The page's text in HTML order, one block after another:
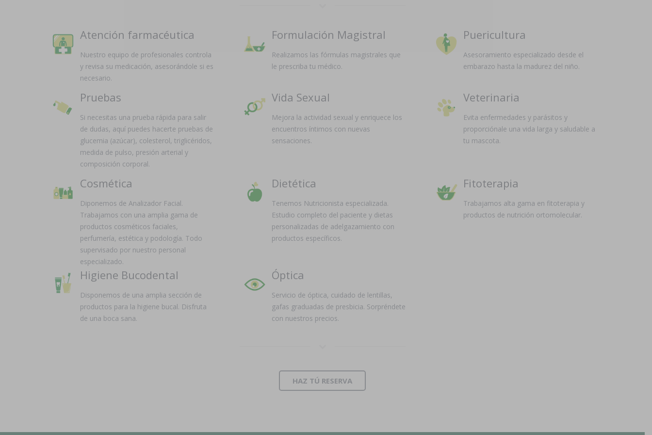
Atención farmacéutica
Nuestro equipo de profesionales controla
y revisa su medicación, asesorándole si es
necesario.
Formulación Magistral
Realizamos las fórmulas magistrales que
le prescriba tu médico.
Puericultura
Asesoramiento especializado desde el
embarazo hasta la madurez del niño.
Pruebas
Si necesitas una prueba rápida para salir
de dudas, aquí puedes hacerte pruebas de
glucemia (azúcar), colesterol, triglicéridos,
medida de pulso, presión arterial y
composición corporal.
Vida Sexual
Mejora la actividad sexual y enriquece los
encuentros íntimos con nuevas
sensaciones.
Veterinaria
Evita enfermedades y parásitos y
proporciónale una vida larga y saludable a
tu mascota.
Cosmética
Diponemos de Analizador Facial.
Trabajamos con una amplia gama de
productos cosméticos faciales,
perfumería, estética y podología. Todo
supervisado por nuestro personal
especializado.
Dietética
Tenemos Nutricionista especializada.
Estudio completo del paciente y dietas
personalizadas de adelgazamiento con
productos específicos.
Fitoterapia
Trabajamos alta gama en fitoterapia y
productos de nutrición ortomolecular.
Higiene Bucodental
Disponemos de una amplia sección de
productos para la higiene bucal. Disfruta
de una boca sana.
Óptica
Servicio de óptica, cuidado de lentillas,
gafas graduadas de presbicia. Sorpréndete
con nuestros precios.
HAZ TÚ RESERVA